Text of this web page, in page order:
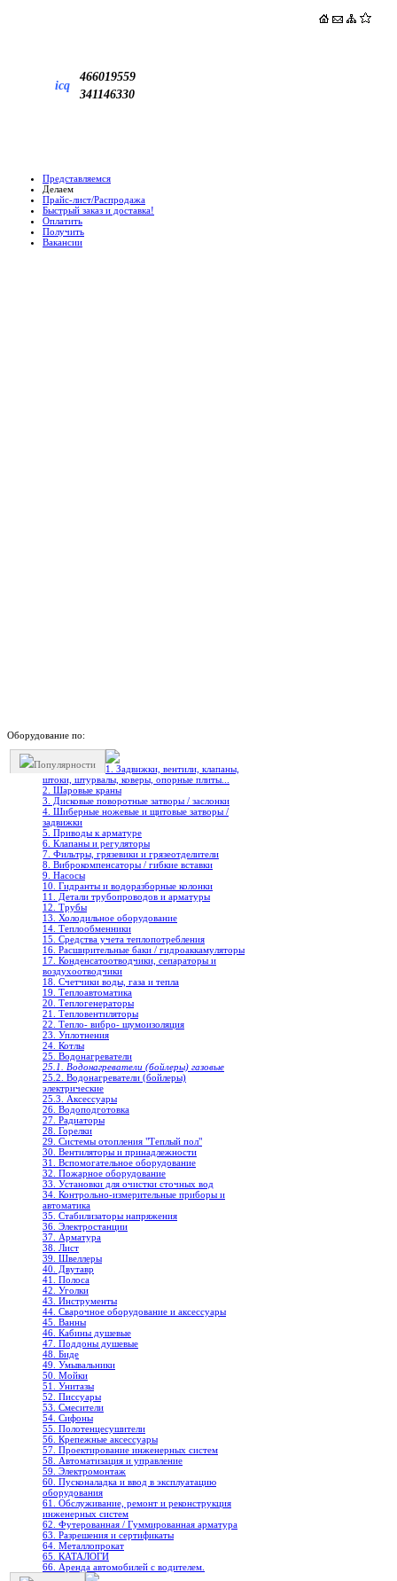
icq
466019559
341146330
Представляемся
Делаем
Прайс-лист/Распродажа
Быстрый заказ и доставка!
Оплатить
Получить
Вакансии
Оборудование по:
Популярности
1. Задвижки, вентили, клапаны,
штоки, штурвалы, коверы, опорные плиты...
2. Шаровые краны
3. Дисковые поворотные затворы / заслонки
4. Шиберные ножевые и щитовые затворы /
задвижки
5. Приводы к арматуре
6. Клапаны и регуляторы
7. Фильтры, грязевики и грязеотделители
8. Виброкомпенсаторы / гибкие вставки
9. Насосы
10. Гидранты и водоразборные колонки
11. Детали трубопроводов и арматуры
12. Трубы
13. Холодильное oборудование
14. Теплообменники
15. Средства учета теплопотребления
16. Расширительные баки / гидроаккамуляторы
17. Конденсатоотводчики, сепараторы и
воздухоотводчики
18. Счетчики воды, газа и тепла
19. Теплоавтоматика
20. Теплогенераторы
21. Тепловентиляторы
22. Тепло- вибро- шумоизоляция
23. Уплотнения
24. Котлы
25. Водонагреватели
25.1. Водонагреватели (бойлеры) газовые
25.2. Водонагреватели (бойлеры)
электрические
25.3. Аксессуары
26. Водоподготовка
27. Радиаторы
28. Горелки
29. Системы отопления "Теплый пол"
30. Вентиляторы и принадлежности
31. Вспомогательное оборудование
32. Пожарное оборудование
33. Установки для очистки сточных вод
34. Контрольно-измерительные приборы и
автоматика
35. Стабилизаторы напряжения
36. Электростанции
37. Арматура
38. Лист
39. Швеллеры
40. Двутавр
41. Полоса
42. Уголки
43. Инструменты
44. Сварочное оборудование и аксессуары
45. Ванны
46. Кабины душевые
47. Поддоны душевые
48. Биде
49. Умывальники
50. Мойки
51. Унитазы
52. Писсуары
53. Смесители
54. Сифоны
55. Полотенцесушители
56. Крепежные аксессуары
57. Проектирование инженерных систем
58. Автоматизация и управление
59. Электромонтаж
60. Пусконаладка и ввод в эксплуатацию
оборудования
61. Обслуживание, ремонт и реконструкция
инженерных систем
62. Футерованная / Гуммированная арматура
63. Разрешения и сертификаты
64. Металлопрокат
65. КАТАЛОГИ
66. Аренда автомобилей с водителем.